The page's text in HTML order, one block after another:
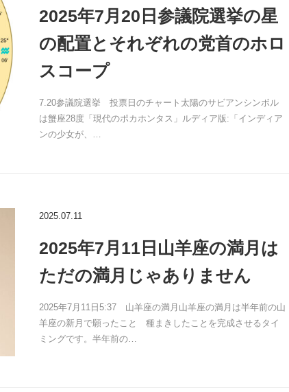
2025年7月20日参議院選挙の星
の配置とそれぞれの党首のホロ
スコープ
7.20参議院選挙 投票日のチャート太陽のサビアンシンボル
は蟹座28度「現代のポカホンタス」ルディア版:「インディア
ンの少女が、…
2025.07.11
2025年7月11日山羊座の満月は
ただの満月じゃありません
2025年7月11日5:37 山羊座の満月山羊座の満月は半年前の山
羊座の新月で願ったこと 種まきしたことを完成させるタイ
ミングです。半年前の…